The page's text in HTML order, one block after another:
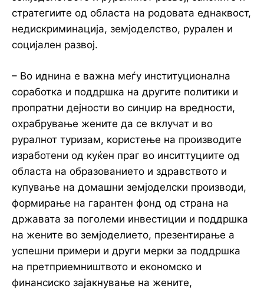
стратегиите од областа на родовата еднаквост,
недискриминација, земјоделство, рурален и
социјален развој.
– Во иднина е важна меѓу институционална
соработка и поддршка на другите политики и
пропратни дејности во синџир на вредности,
охрабрување жените да се вклучат и во
руралнот туризам, користење на производите
изработени од куќен праг во инситтуциите од
областа на образованието и здравството и
купување на домашни земјоделски производи,
формирање на гарантен фонд од страна на
државата за поголеми инвестиции и поддршка
на жените во земјоделието, презентирање а
успешни примери и други мерки за поддршка
на претприемништвото и економско и
финансиско зајакнување на жените,